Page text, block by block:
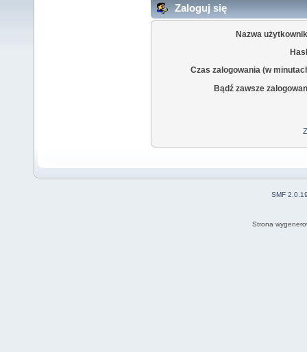
Zaloguj się
Nazwa
Czas zalogowania (w
Bądź zawsze
SMF
Strona